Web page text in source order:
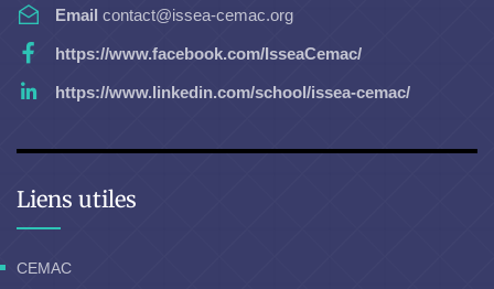
Email contact@issea-cemac.org
https://www.facebook.com/IsseaCemac/
https://www.linkedin.com/school/issea-cemac/
Liens utiles
CEMAC